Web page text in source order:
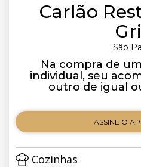
Carlão
São
Na compra de
individual, seu
outro de igual
ASSINE O
Cozinhas